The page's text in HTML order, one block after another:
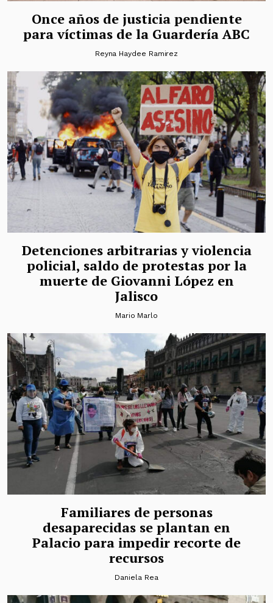
Once años de justicia pendiente
para víctimas de la Guardería ABC
Reyna Haydee Ramirez
Detenciones arbitrarias y violencia
policial, saldo de protestas por la
muerte de Giovanni López en
Jalisco
Mario Marlo
Familiares de personas
desaparecidas se plantan en
Palacio para impedir recorte de
recursos
Daniela Rea